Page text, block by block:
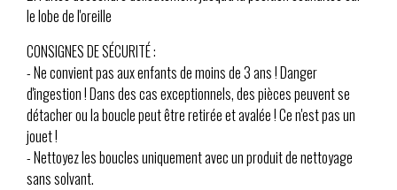
le lobe de l'oreille
CONSIGNES DE SÉCURITÉ :
- Ne convient pas aux enfants de moins de 3 ans ! Danger
d'ingestion ! Dans des cas exceptionnels, des pièces peuvent se
détacher ou la boucle peut être retirée et avalée ! Ce n'est pas un
jouet !
- Nettoyez les boucles uniquement avec un produit de nettoyage
sans solvant.